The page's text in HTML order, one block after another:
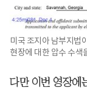
미국 조지아 남부지법
현장에 대한 압수 수색
다만 이번 영장에